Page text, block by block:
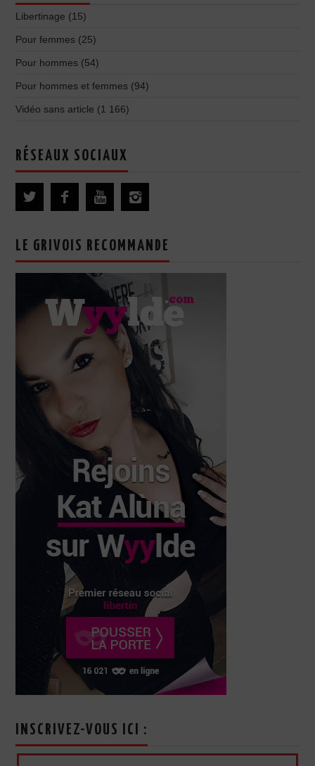
Libertinage (15)
Pour femmes (25)
Pour hommes (54)
Pour hommes et femmes (94)
Vidéo sans article (1 166)
RÉSEAUX SOCIAUX
LE GRIVOIS RECOMMANDE
INSCRIVEZ-VOUS ICI :